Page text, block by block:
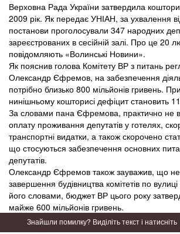
Верховна Рада України затвердила
2009 рік. Як передає УНІАН, за ухвалення
постанови проголосували 347 народних
зареєстрованих в сесійній залі. Про це 20
повідомляють «Волинські Новини».
Як пояснив голова Комітету ВР з питань
Олександр Єфремов, на забезпечення
потрібно близько 800 мільйонів гривень.
нинішньому кошторисі дефіцит становить
За словами пана Єфремова, практично не
оплату проживання депутатів у готелях,
транспортні видатки, а також скорочено
що стосуються забезпечення основних
депутатів.
Олександр Єфремов також зауважив, що
завершення будівництва комітетів по
його словами, бюджет ВР цього року
майже 600 мільйонів гривень.
Знайшли помилку? Виділіть текст і натисніть